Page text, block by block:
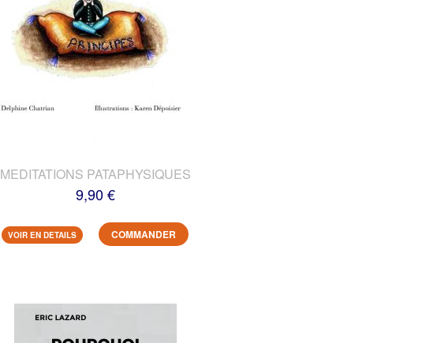
MEDITATIONS PATAPHYSIQUES
9,90 €
VOIR EN DETAILS COMMANDER